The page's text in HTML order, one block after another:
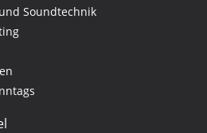
Soundtechnik